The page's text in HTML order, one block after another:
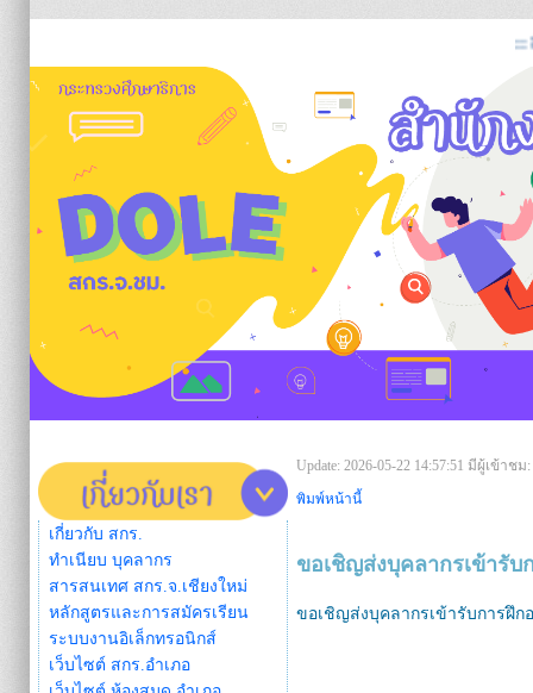
::
เกี่ยวกับ สกร.
ทำเนียบ บุคลากร
สารสนเทศ สกร.จ.เชียงใหม่
หลักสูตรและการสมัครเรียน
ระบบงานอิเล็กทรอนิกส์
เว็บไซต์ สกร.อำเภอ
Update: 2026-05-22 14:57:51 มีผู้เข้าชม:
พิมพ์หน้านี้
ขอเชิญส่งบุคลากรเข้ารับ
ขอเชิญส่งบุคลากรเข้ารับการฝึก